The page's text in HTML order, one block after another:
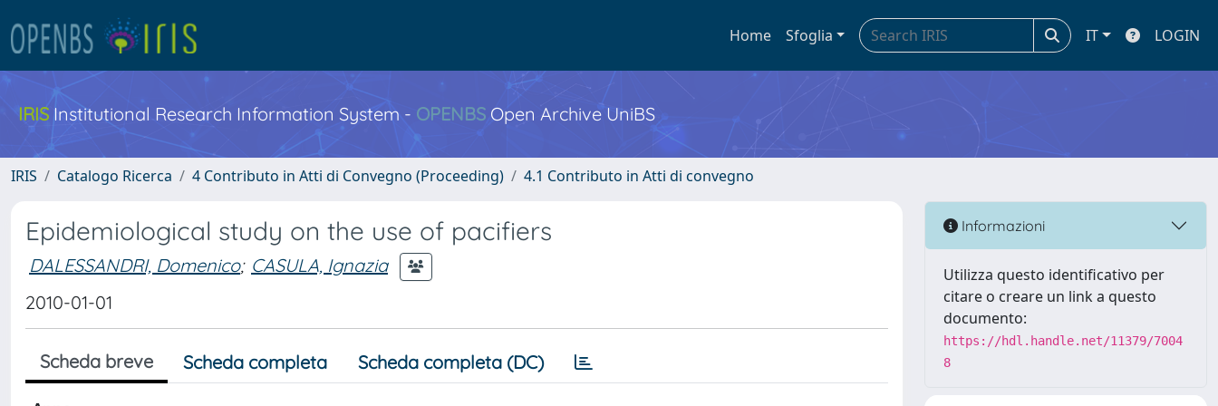
Home Sfoglia IT LOGIN
IRIS Institutional Research Information System - OPENBS Open Archive UniBS
IRIS Catalogo Ricerca 4 Contributo in Atti di Convegno (Proceeding) 4.1 Contributo in Atti di convegno
Epidemiological study on the use of pacifiers
DALESSANDRI, Domenico; CASULA, Ignazia
2010-01-01
Scheda breve Scheda completa Scheda completa (DC)
Informazioni
Utilizza questo identificativo per
citare o creare un link a questo
documento:
https://hdl.handle.net/11379/7004
8